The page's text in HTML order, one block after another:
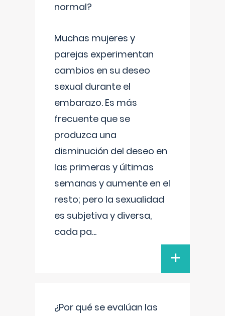
normal?
Muchas mujeres y
parejas experimentan
cambios en su deseo
sexual durante el
embarazo. Es más
frecuente que se
produzca una
disminución del deseo en
las primeras y últimas
semanas y aumente en el
resto; pero la sexualidad
es subjetiva y diversa,
cada pa...
+
¿Por qué se evalúan las